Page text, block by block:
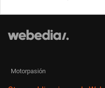
Motorpasión